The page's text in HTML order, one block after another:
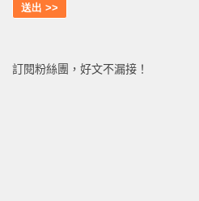
訂閱粉絲團，好文不漏接！